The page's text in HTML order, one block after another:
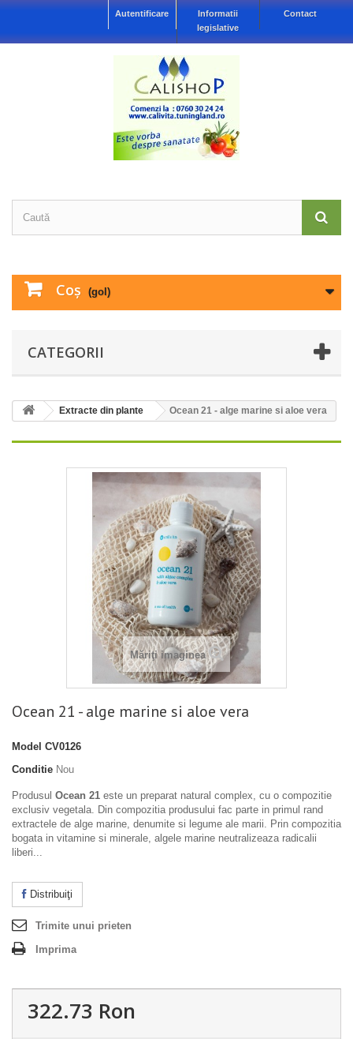
Contact
Informatii
legislative
Autentificare
Coş (gol)
CATEGORII
Extracte din plante Ocean 21 - alge marine si aloe vera
Măriţi imaginea
Ocean 21 - alge marine si aloe vera
Model CV0126
Conditie Nou
Produsul Ocean 21 este un preparat natural complex, cu o compozitie
exclusiv vegetala. Din compozitia produsului fac parte in primul rand
extractele de alge marine, denumite si legume ale marii. Prin compozitia
bogata in vitamine si minerale, algele marine neutralizeaza radicalii
liberi...
Distribuiţi
Trimite unui prieten
Imprima
322.73 Ron